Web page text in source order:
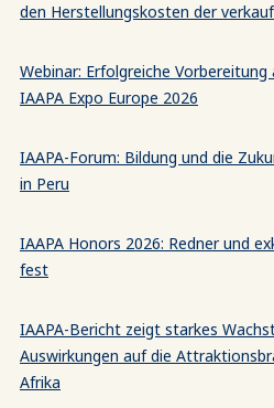
den Herstellungskosten der
Webinar: Erfolgreiche
IAAPA Expo Europe 2026
IAAPA-Forum: Bildung und die
in Peru
IAAPA Honors 2026: Redner und
fest
IAAPA-Bericht zeigt starkes
Auswirkungen auf die
Afrika